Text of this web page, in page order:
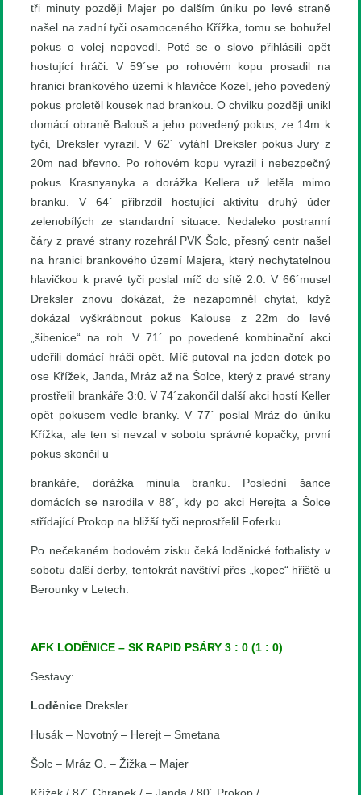
tři minuty později Majer po dalším úniku po levé straně
našel na zadní tyči osamoceného Křížka, tomu se bohužel
pokus o volej nepovedl. Poté se o slovo přihlásili opět
hostující hráči. V 59´se po rohovém kopu prosadil na
hranici brankového území k hlavičce Kozel, jeho povedený
pokus proletěl kousek nad brankou. O chvilku později unikl
domácí obraně Balouš a jeho povedený pokus, ze 14m k
tyči, Dreksler vyrazil. V 62´ vytáhl Dreksler pokus Jury z
20m nad břevno. Po rohovém kopu vyrazil i nebezpečný
pokus Krasnyanyka a dorážka Kellera už letěla mimo
branku. V 64´ přibrzdil hostující aktivitu druhý úder
zelenobílých ze standardní situace. Nedaleko postranní
čáry z pravé strany rozehrál PVK Šolc, přesný centr našel
na hranici brankového území Majera, který nechytatelnou
hlavičkou k pravé tyči poslal míč do sítě 2:0. V 66´musel
Dreksler znovu dokázat, že nezapomněl chytat, když
dokázal vyškrábnout pokus Kalouse z 22m do levé
„šibenice“ na roh. V 71´ po povedené kombinační akci
udeřili domácí hráči opět. Míč putoval na jeden dotek po
ose Křížek, Janda, Mráz až na Šolce, který z pravé strany
prostřelil brankáře 3:0. V 74´zakončil další akci hostí Keller
opět pokusem vedle branky. V 77´ poslal Mráz do úniku
Křížka, ale ten si nevzal v sobotu správné kopačky, první
pokus skončil u
brankáře, dorážka minula branku. Poslední šance
domácích se narodila v 88´, kdy po akci Herejta a Šolce
střídající Prokop na bližší tyči neprostřelil Foferku.
Po nečekaném bodovém zisku čeká loděnické fotbalisty v
sobotu další derby, tentokrát navštíví přes „kopec“ hřiště u
Berounky v Letech.
AFK LODĚNICE – SK RAPID PSÁRY 3 : 0 (1 : 0)
Sestavy:
Loděnice Dreksler
Husák – Novotný – Herejt – Smetana
Šolc – Mráz O. – Žižka – Majer